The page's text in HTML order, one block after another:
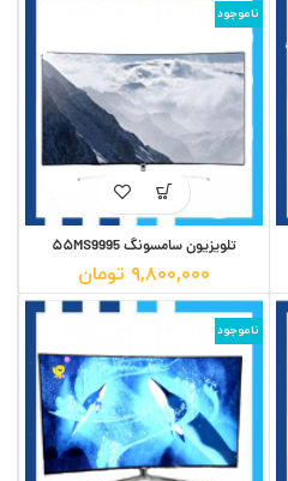
ناموجود
تلویزیون سامسونگ ۵۵MS9995
۹,۸۰۰,۰۰۰ تومان
ناموجود